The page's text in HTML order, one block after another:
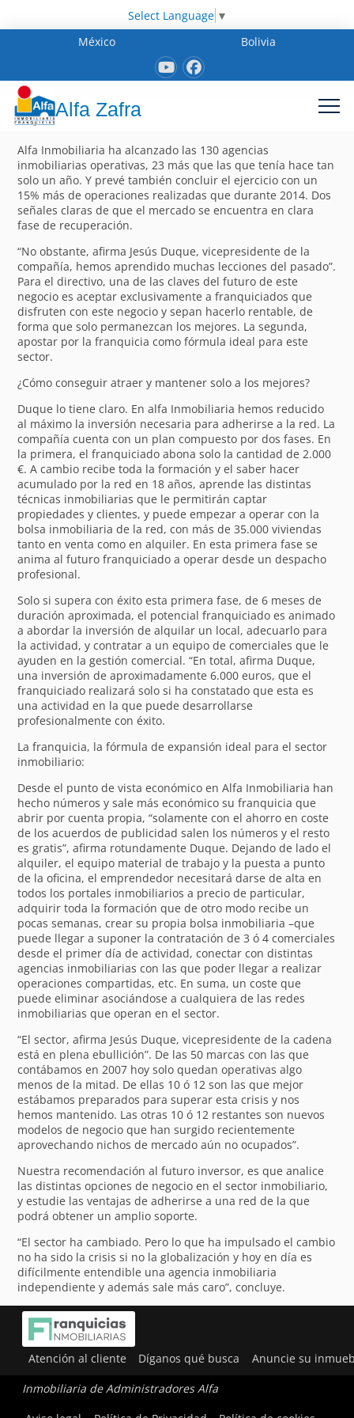
Select Language ▼
México
Bolivia
Alfa Zafra
Alfa Inmobiliaria ha alcanzado las 130 agencias
inmobiliarias operativas, 23 más que las que tenía hace tan
solo un año. Y prevé también concluir el ejercicio con un
15% más de operaciones realizadas que durante 2014. Dos
señales claras de que el mercado se encuentra en clara
fase de recuperación.
“No obstante, afirma Jesús Duque, vicepresidente de la
compañía, hemos aprendido muchas lecciones del pasado”.
Para el directivo, una de las claves del futuro de este
negocio es aceptar exclusivamente a franquiciados que
disfruten con este negocio y sepan hacerlo rentable, de
forma que solo permanezcan los mejores. La segunda,
apostar por la franquicia como fórmula ideal para este
sector.
¿Cómo conseguir atraer y mantener solo a los mejores?
Duque lo tiene claro. En alfa Inmobiliaria hemos reducido
al máximo la inversión necesaria para adherirse a la red. La
compañía cuenta con un plan compuesto por dos fases. En
la primera, el franquiciado abona solo la cantidad de 2.000
€. A cambio recibe toda la formación y el saber hacer
acumulado por la red en 18 años, aprende las distintas
técnicas inmobiliarias que le permitirán captar
propiedades y clientes, y puede empezar a operar con la
bolsa inmobiliaria de la red, con más de 35.000 viviendas
tanto en venta como en alquiler. En esta primera fase se
anima al futuro franquiciado a operar desde un despacho
profesional.
Solo si supera con éxito esta primera fase, de 6 meses de
duración aproximada, el potencial franquiciado es animado
a abordar la inversión de alquilar un local, adecuarlo para
la actividad, y contratar a un equipo de comerciales que le
ayuden en la gestión comercial. “En total, afirma Duque,
una inversión de aproximadamente 6.000 euros, que el
franquiciado realizará solo si ha constatado que esta es
una actividad en la que puede desarrollarse
profesionalmente con éxito.
La franquicia, la fórmula de expansión ideal para el sector
inmobiliario:
Desde el punto de vista económico en Alfa Inmobiliaria han
hecho números y sale más económico su franquicia que
abrir por cuenta propia, “solamente con el ahorro en coste
de los acuerdos de publicidad salen los números y el resto
es gratis”, afirma rotundamente Duque. Dejando de lado el
alquiler, el equipo material de trabajo y la puesta a punto
de la oficina, el emprendedor necesitará darse de alta en
todos los portales inmobiliarios a precio de particular,
adquirir toda la formación que de otro modo recibe un
pocas semanas, crear su propia bolsa inmobiliaria –que
puede llegar a suponer la contratación de 3 ó 4 comerciales
desde el primer día de actividad, conectar con distintas
agencias inmobiliarias con las que poder llegar a realizar
operaciones compartidas, etc. En suma, un coste que
puede eliminar asociándose a cualquiera de las redes
inmobiliarias que operan en el sector.
“El sector, afirma Jesús Duque, vicepresidente de la cadena
está en plena ebullición”. De las 50 marcas con las que
contábamos en 2007 hoy solo quedan operativas algo
menos de la mitad. De ellas 10 ó 12 son las que mejor
estábamos preparados para superar esta crisis y nos
hemos mantenido. Las otras 10 ó 12 restantes son nuevos
modelos de negocio que han surgido recientemente
aprovechando nichos de mercado aún no ocupados”.
Nuestra recomendación al futuro inversor, es que analice
las distintas opciones de negocio en el sector inmobiliario,
y estudie las ventajas de adherirse a una red de la que
podrá obtener un amplio soporte.
“El sector ha cambiado. Pero lo que ha impulsado el cambio
no ha sido la crisis si no la globalización y hoy en día es
difícilmente entendible una agencia inmobiliaria
independiente y además sale más caro”, concluye.
Atención al cliente Díganos qué busca Anuncie su
Inmobiliaria de Administradores Alfa